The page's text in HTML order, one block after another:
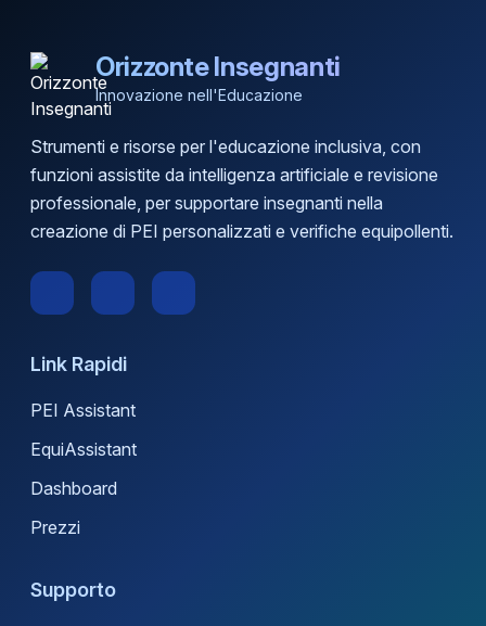
Orizzonte Insegnanti
Innovazione nell'Educazione
Strumenti e risorse per l'educazione inclusiva, con
funzioni assistite da intelligenza artificiale e revisione
professionale, per supportare insegnanti nella
creazione di PEI personalizzati e verifiche equipollenti.
Link Rapidi
PEI Assistant
EquiAssistant
Dashboard
Prezzi
Supporto